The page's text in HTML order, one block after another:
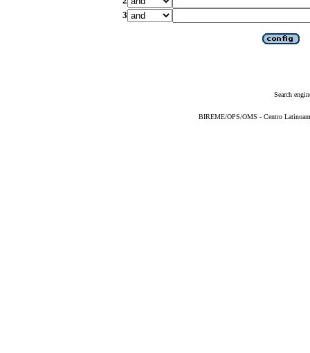
3
Search
BIREME/OPS/OMS - Centro